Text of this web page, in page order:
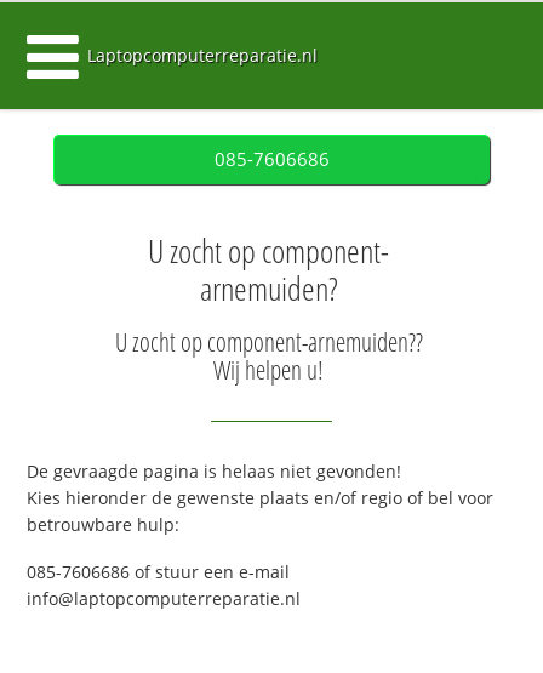
Laptopcomputerreparatie.nl
085-7606686
U zocht op component-
arnemuiden?
U zocht op component-arnemuiden??
Wij helpen u!
De gevraagde pagina is helaas niet gevonden!
Kies hieronder de gewenste plaats en/of regio of bel voor
betrouwbare hulp:
085-7606686 of stuur een e-mail
info@laptopcomputerreparatie.nl